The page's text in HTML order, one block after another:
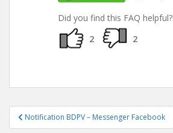
Did you find this FAQ helpful?
2
2
Navigation
de
Notification BDPV – Messenger Facebook